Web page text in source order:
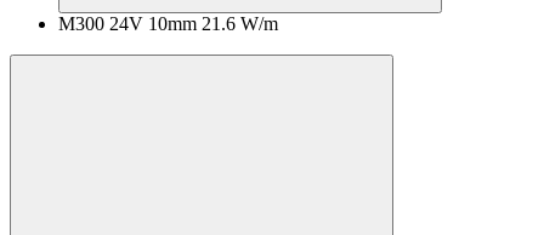
M300 24V 10mm 21.6 W/m